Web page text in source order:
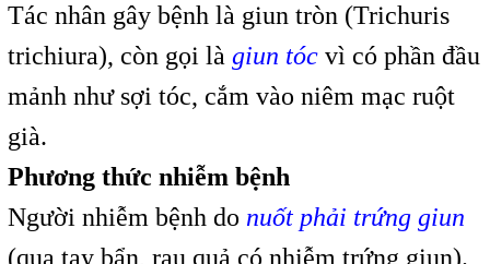
Tác nhân gây bệnh là giun tròn (Trichuris
trichiura), còn gọi là giun tócvì có phần đầu
mảnh như sợi tóc, cắm vào niêm mạc ruột
già.
Phương thức nhiễm bệnh
Người nhiễm bệnh do nuốt phải trứng giun
(qua tay bẩn, rau quả có nhiễm trứng giun).